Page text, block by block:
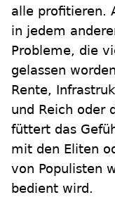
alle profitieren.
in jedem
Probleme, die
gelassen
Rente,
und Reich oder
füttert das
mit den Eliten
von Populisten
bedient wird.